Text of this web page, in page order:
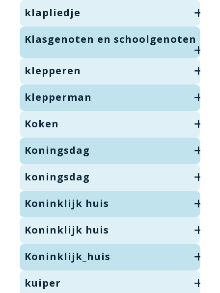
klapliedje
Klasgenoten en schoolgenoten
klepperen
klepperman
Koken
Koningsdag
koningsdag
Koninklijk huis
Koninklijk huis
Koninklijk_huis
kuiper